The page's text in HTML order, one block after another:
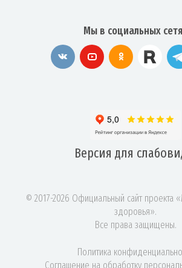
Мы в социальных
Версия для
© 2017-2026 Официальный сайт проекта
здоровья».
Все права защищены.
Политика
Соглашение на обработку